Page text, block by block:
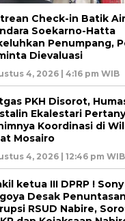
Check-in Batik
Soekarno-Hatta
Penumpang,
Dievaluasi
4, 2026 | 4:16 pm WIB
PKH Disorot,
Ekalestari
Koordinasi di
Mosairo
4, 2026 | 12:46 pm WIB
ketua III DPRP !
Desak
RSUD Nabire,